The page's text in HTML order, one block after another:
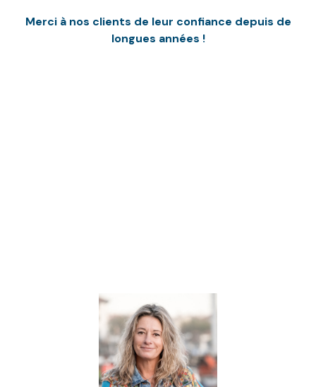
Merci à nos clients de leur confiance depuis de
longues années !